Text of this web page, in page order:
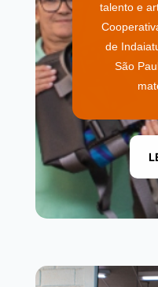
talento e
de
São